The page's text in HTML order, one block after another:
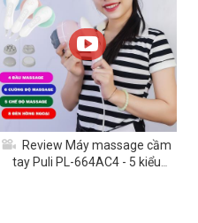
Review Máy massage cầm
tay Puli PL-664AC4 - 5 kiểu